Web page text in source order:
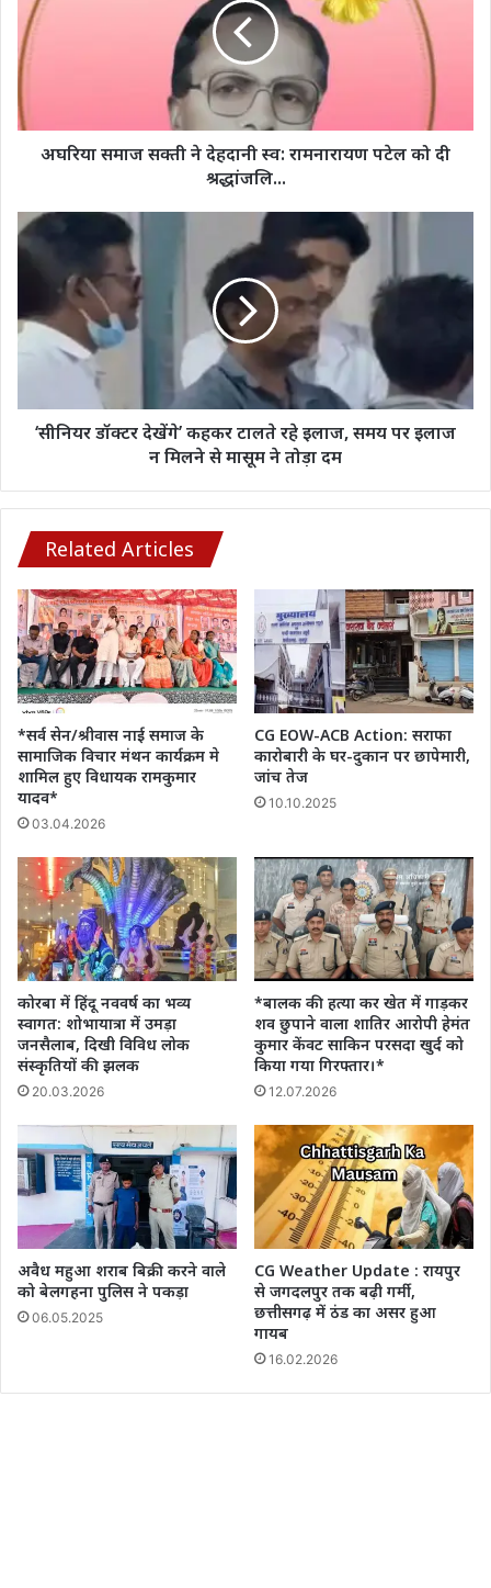
देहदानी
स्व:
रामनारायण
पटेल
को
अघरिया समाज सक्ती ने देहदानी स्व: रामनारायण पटेल को दी
श्रद्धांजलि...
‘सीनियर
डॉक्टर
टालते
रहे
पर
इलाज
तोड़ा
दम
‘सीनियर डॉक्टर देखेंगे’ कहकर टालते रहे इलाज, समय पर इलाज
न मिलने से मासूम ने तोड़ा दम
Related Articles
*सर्व सेन/श्रीवास नाई समाज के
सामाजिक विचार मंथन कार्यक्रम मे
शामिल हुए विधायक रामकुमार
यादव*
03.04.2026
CG EOW-ACB Action: सराफा
कारोबारी के घर-दुकान पर छापेमारी,
जांच तेज
10.10.2025
कोरबा में हिंदू नववर्ष का भव्य
स्वागत: शोभायात्रा में उमड़ा
जनसैलाब, दिखी विविध लोक
संस्कृतियों की झलक
20.03.2026
*बालक की हत्या कर खेत में गाड़कर
शव छुपाने वाला शातिर आरोपी हेमंत
कुमार केंवट साकिन परसदा खुर्द को
किया गया गिरफ्तार।*
12.07.2026
अवैध महुआ शराब बिक्री करने वाले
को बेलगहना पुलिस ने पकड़ा
06.05.2025
CG Weather Update : रायपुर
से जगदलपुर तक बढ़ी गर्मी,
छत्तीसगढ़ में ठंड का असर हुआ
गायब
16.02.2026